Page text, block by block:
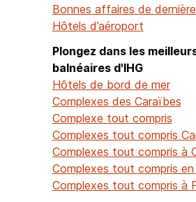
Bonnes affaires de
Hôtels d’aéroport
Plongez dans les
balnéaires d'IHG
Hôtels de bord de mer
Complexes des Caraïbes
Complexe tout compris
Complexes tout compris
Complexes tout compris à
Complexes tout compris
Complexes tout compris à